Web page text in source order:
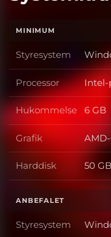
MINIMUM
Styresystem
Processor Intel-
Hukommelse 6 GB
Grafik Grafik
Harddisk 50
ANBEFALET
Styresystem